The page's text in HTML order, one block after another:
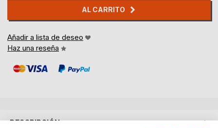
AL CARRITO
Añadir a lista de deseo
Haz una reseña
DESCRIPCIÓN